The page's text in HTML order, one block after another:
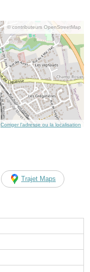
© contributeurs OpenStreetMap
Corriger l’adresse ou la localisation
Trajet Maps